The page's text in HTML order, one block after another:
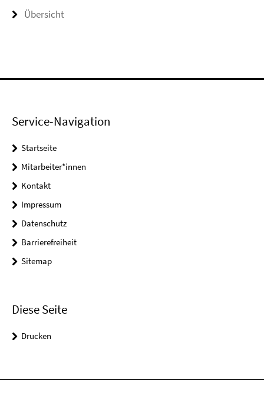
Übersicht
Service-Navigation
Startseite
Mitarbeiter*innen
Kontakt
Impressum
Datenschutz
Barrierefreiheit
Sitemap
Diese Seite
Drucken